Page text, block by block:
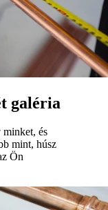
galéria
minket, és
mint, húsz
Ön